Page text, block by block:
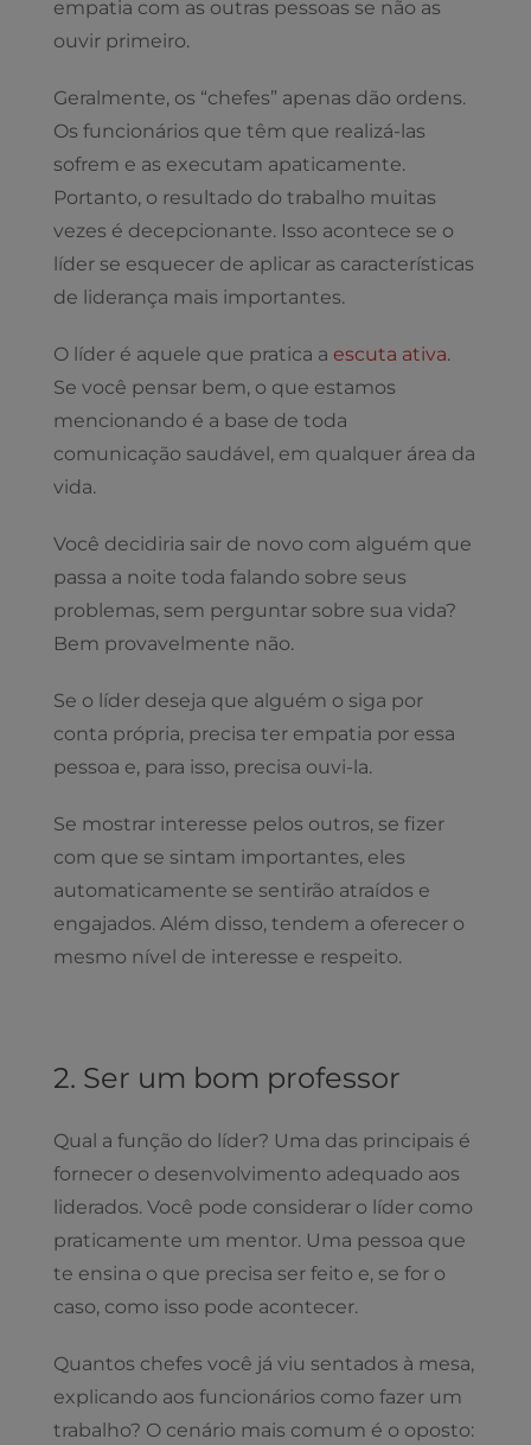
empatia com as outras pessoas se não as
ouvir primeiro.
Geralmente, os “chefes” apenas dão ordens.
Os funcionários que têm que realizá-las
sofrem e as executam apaticamente.
Portanto, o resultado do trabalho muitas
vezes é decepcionante. Isso acontece se o
líder se esquecer de aplicar as características
de liderança mais importantes.
O líder é aquele que pratica a escuta ativa.
Se você pensar bem, o que estamos
mencionando é a base de toda
comunicação saudável, em qualquer área da
vida.
Você decidiria sair de novo com alguém que
passa a noite toda falando sobre seus
problemas, sem perguntar sobre sua vida?
Bem provavelmente não.
Se o líder deseja que alguém o siga por
conta própria, precisa ter empatia por essa
pessoa e, para isso, precisa ouvi-la.
Se mostrar interesse pelos outros, se fizer
com que se sintam importantes, eles
automaticamente se sentirão atraídos e
engajados. Além disso, tendem a oferecer o
mesmo nível de interesse e respeito.
2. Ser um bom professor
Qual a função do líder? Uma das principais é
fornecer o desenvolvimento adequado aos
liderados. Você pode considerar o líder como
praticamente um mentor. Uma pessoa que
te ensina o que precisa ser feito e, se for o
caso, como isso pode acontecer.
Quantos chefes você já viu sentados à mesa,
explicando aos funcionários como fazer um
trabalho? O cenário mais comum é o oposto: